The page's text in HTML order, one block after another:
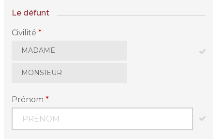
Le défunt
Civilité*
MADAME
MONSIEUR
Prénom*